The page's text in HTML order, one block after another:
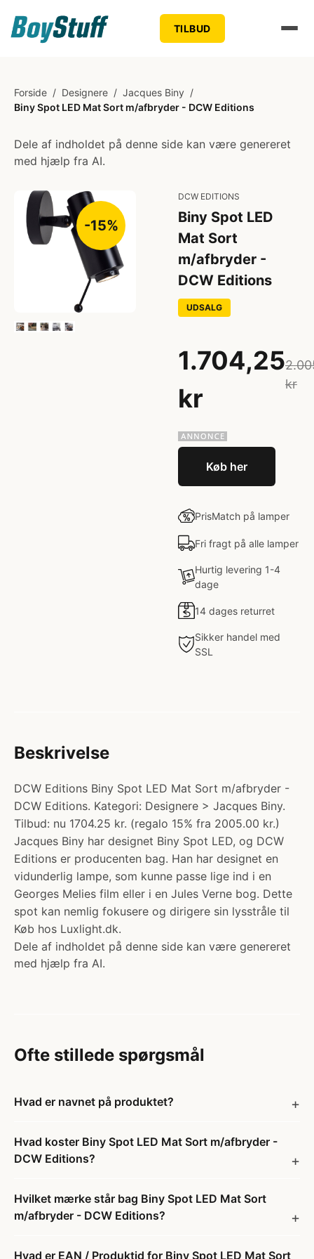
TILBUD
Forside / Designere / Jacques Biny /
Biny Spot LED Mat Sort m/afbryder - DCW Editions
Dele af indholdet på denne side kan være genereret
med hjælp fra AI.
-15%
DCW EDITIONS
Biny Spot LED
Mat Sort
m/afbryder -
DCW Editions
UDSALG
1.704,25
kr
kr
Køb her
PrisMatch på lamper
Fri fragt på alle lamper
Hurtig levering 1-4
dage
14 dages returret
Sikker handel med
SSL
Beskrivelse
DCW Editions Biny Spot LED Mat Sort m/afbryder -
DCW Editions. Kategori: Designere > Jacques Biny.
Tilbud: nu 1704.25 kr. (regalo 15% fra 2005.00 kr.)
Jacques Biny har designet Biny Spot LED, og DCW
Editions er producenten bag. Han har designet en
vidunderlig lampe, som kunne passe lige ind i en
Georges Melies film eller i en Jules Verne bog. Dette
spot kan nemlig fokusere og dirigere sin lysstråle til
Køb hos Luxlight.dk.
Dele af indholdet på denne side kan være genereret
med hjælp fra AI.
Ofte stillede spørgsmål
Hvad er navnet på produktet?
Hvad koster Biny Spot LED Mat Sort m/afbryder -
DCW Editions?
Hvilket mærke står bag Biny Spot LED Mat Sort
m/afbryder - DCW Editions?
Hvad er EAN / Produktid for Biny Spot LED Mat Sort